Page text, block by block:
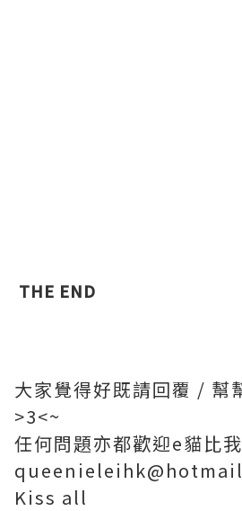
THE END
大家覺得好既請回覆 / 幫
>3<~
任何問題亦都歡迎e貓比
Kiss all